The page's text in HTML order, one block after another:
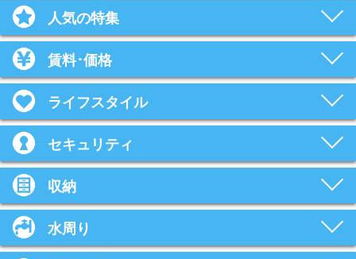
人気の特集
賃料･価格
ライフスタイル
セキュリティ
収納
水周り